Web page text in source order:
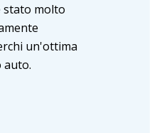
stato molto
un'ottima
auto.